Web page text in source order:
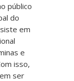
público
do
em
e
isso,
ser